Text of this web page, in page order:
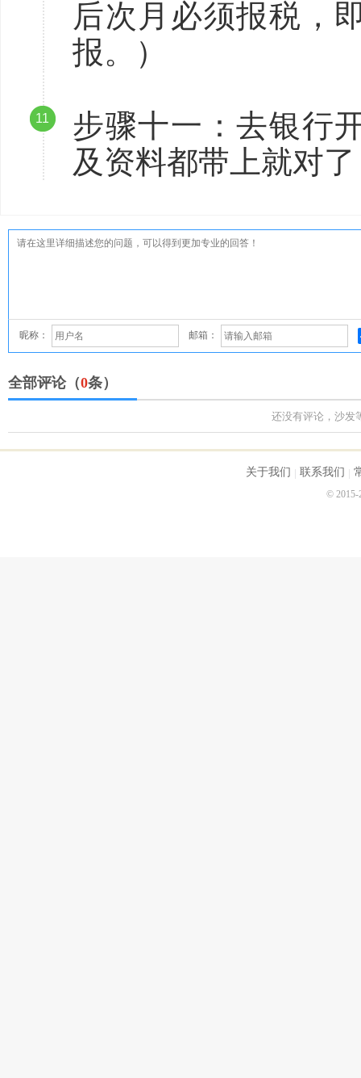
后次月必须报税，
报。）
11
步骤十一：去银行
及资料都带上就对
昵称： 邮箱：
全部评论（0条）
还没有评论，沙发
关于我们 联系我们
© 2015-